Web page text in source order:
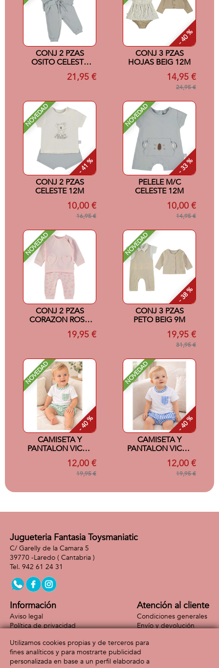
CONJ 2 PZAS
OSITO CELESTE
21,95 €
- 40 %
CONJ 3 PZAS
HOJAS BEIG 12M
14,95 €
24,95 €
NOVEDAD
- 41 %
CONJ 2 PZAS
CELESTE 12M
10,00 €
16,95 €
NOVEDAD
- 33 %
PELELE M/C
CELESTE 12M
10,00 €
14,95 €
NOVEDAD
CONJ 2 PZAS
CORAZON ROSA
19,95 €
NOVEDAD
- 38 %
CONJ 3 PZAS
PETO BEIG 9M
19,95 €
31,95 €
NOVEDAD
- 40 %
CAMISETA Y
PANTALON VICHY
VERDE 6 MESES
12,00 €
19,95 €
NOVEDAD
- 40 %
CAMISETA Y
PANTALON VICHY
AZUL 6 MESES
12,00 €
19,95 €
Jugueteria Fantasia Toysmaniatic
C/ Garelly de la Camara 5
39770 -Laredo ( Cantabria )
942 61 24 31
Información
Aviso legal
Política de privacidad
Atención al cliente
Condiciones generales
Envío y devolución
Formas de pago
Utilizamos cookies propias y de terceros para
fines analíticos y para mostrarte publicidad
personalizada en base a un perfil elaborado a